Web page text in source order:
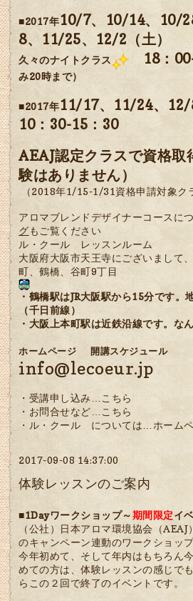
■2017年10/7、10/14、10/
8、11/25、12/2（土）
久々のナイトクラス 18：00-
み20時まで）
■2017年11/17、11/24、12/
10：30-15：30
AEAJ認定クラスで資格取
験はありません）
（2018年1/15-1/31資格申請対象ク
アロマブレンドデザイナーコースに
グもご覧ください
ル・クール レッスンルーム
大阪府大阪市天王寺にございまして
町、鶴橋、谷町9丁目
・鶴橋駅はJR大阪駅から15分です。
（千日前線）
・大阪上本町駅は近鉄沿線です。な
ホームページ 開講スケジュール
info@lecoeur.jp
・受講申し込み… こちら
・お問合せなど…
こちら
・ル・クール については…ホーム
2017-09-08 14:37:00
体験レッスンのご案内
■1Dayワークショップ～期間限定イ
（公社）日本アロマ環境協会（
のキャンペーン連動のワークショップ
今年初めて、そして年内はもちろん
めての方は、体験レッスンの感じで
らこの２回で終了のイベントです。